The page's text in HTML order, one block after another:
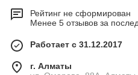
Рейтинг не сформирован
Менее 5 отзывов за
Работает с 31.12.2017
г. Алматы